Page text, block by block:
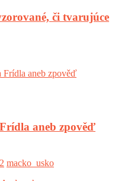
či tvarujúce
aneb zpověď
macko_usko